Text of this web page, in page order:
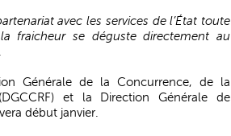
avec les services de l’État toute
fraicheur se déguste directement au
Générale de la Concurrence, de la
et la Direction Générale de
début janvier.